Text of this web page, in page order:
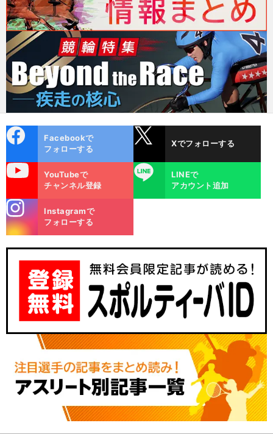
ok
Facebookで
フォローする
Xでフォローする
YouTubeで
チャンネル登録
LINE
LINEで
アカウント追加
m
Instagramで
フォローする